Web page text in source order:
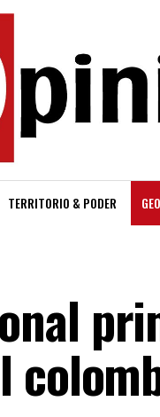
TERRITORIO & PODER